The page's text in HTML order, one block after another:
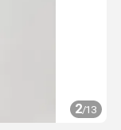
2/13